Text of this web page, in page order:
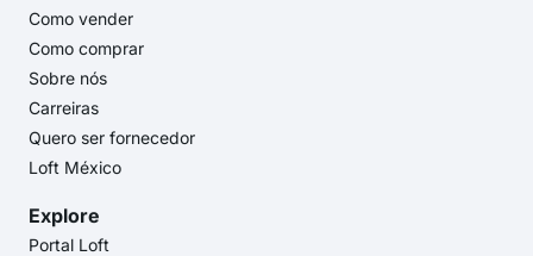
Como vender
Como comprar
Sobre nós
Carreiras
Quero ser fornecedor
Loft México
Explore
Portal Loft